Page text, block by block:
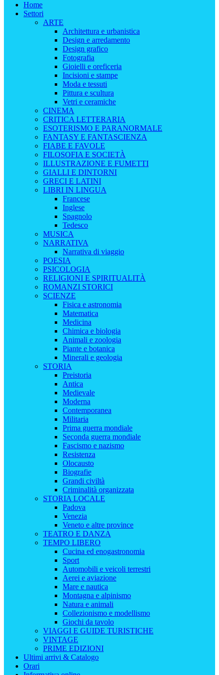
Home
Settori
ARTE
Architettura e urbanistica
Design e arredamento
Design grafico
Fotografia
Gioielli e oreficeria
Incisioni e stampe
Moda e tessuti
Pittura e scultura
Vetri e ceramiche
CINEMA
CRITICA LETTERARIA
ESOTERISMO E PARANORMALE
FANTASY E FANTASCIENZA
FIABE E FAVOLE
FILOSOFIA E SOCIETÀ
ILLUSTRAZIONE E FUMETTI
GIALLI E DINTORNI
GRECI E LATINI
LIBRI IN LINGUA
Francese
Inglese
Spagnolo
Tedesco
MUSICA
NARRATIVA
Narrativa di viaggio
POESIA
PSICOLOGIA
RELIGIONI E SPIRITUALITÀ
ROMANZI STORICI
SCIENZE
Fisica e astronomia
Matematica
Medicina
Chimica e biologia
Animali e zoologia
Piante e botanica
Minerali e geologia
STORIA
Preistoria
Antica
Medievale
Moderna
Contemporanea
Militaria
Prima guerra mondiale
Seconda guerra mondiale
Fascismo e nazismo
Resistenza
Olocausto
Biografie
Grandi civiltà
Criminalità organizzata
STORIA LOCALE
Padova
Venezia
Veneto e altre province
TEATRO E DANZA
TEMPO LIBERO
Cucina ed enogastronomia
Sport
Automobili e veicoli terrestri
Aerei e aviazione
Mare e nautica
Montagna e alpinismo
Natura e animali
Collezionismo e modellismo
Giochi da tavolo
VIAGGI E GUIDE TURISTICHE
VINTAGE
PRIME EDIZIONI
Ultimi arrivi & Catalogo
Orari